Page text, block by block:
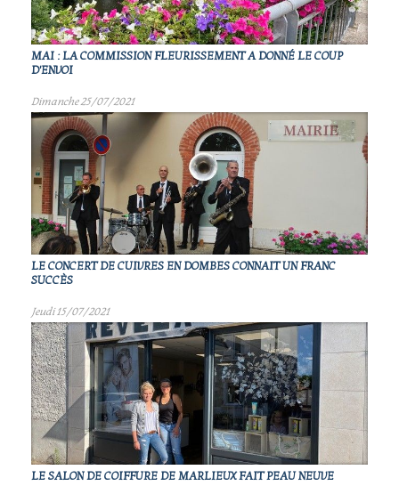
MAI : LA COMMISSION FLEURISSEMENT A DONNÉ LE COUP
D'ENVOI
Dimanche 25/07/2021
LE CONCERT DE CUIVRES EN DOMBES CONNAIT UN FRANC
SUCCÈS
Jeudi 15/07/2021
LE SALON DE COIFFURE DE MARLIEUX FAIT PEAU NEUVE